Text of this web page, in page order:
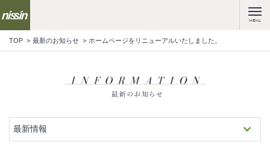
MENU
TOP 最新のお知らせ ホームページをリニューアルいたしました。
最新情報